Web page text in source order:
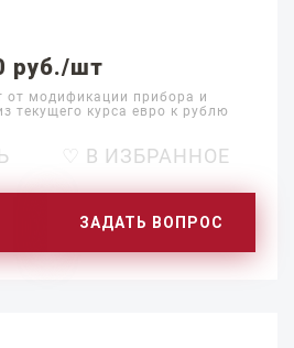
руб./шт
от модификации прибора и
текущего курса евро к рублю
♡ В ИЗБРАННОЕ
ЗАДАТЬ ВОПРОС